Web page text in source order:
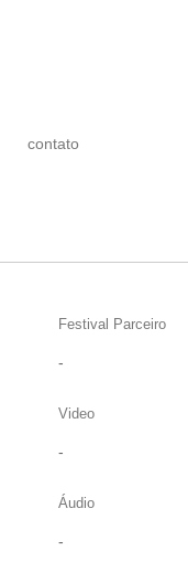
contato
Festival Parceiro
-
Video
-
Áudio
-